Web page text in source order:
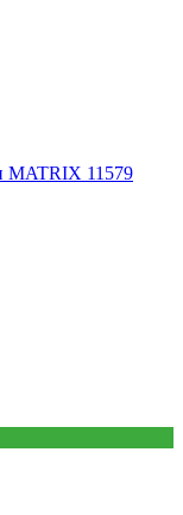
MATRIX 11579